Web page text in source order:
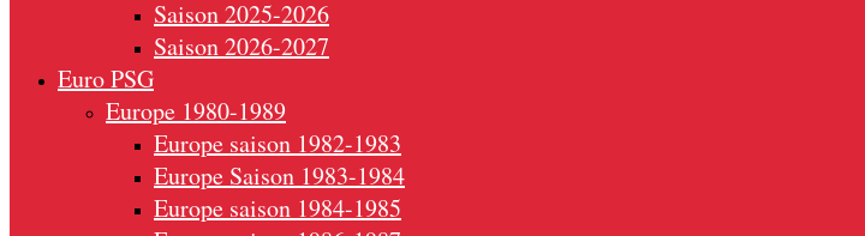
Saison 2025-2026
Saison 2026-2027
Euro PSG
Europe 1980-1989
Europe saison 1982-1983
Europe Saison 1983-1984
Europe saison 1984-1985